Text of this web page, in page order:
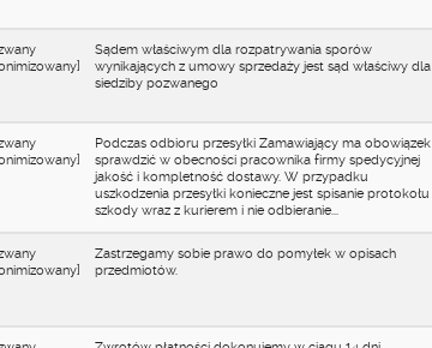
Sądem właściwym dla rozpatrywania sporów
wynikających z umowy sprzedaży jest sąd właściwy dla
siedziby pozwanego
Podczas odbioru przesyłki Zamawiający ma obowiązek
sprawdzić w obecności pracownika firmy spedycyjnej
jakość i kompletność dostawy. W przypadku
uszkodzenia przesyłki konieczne jest spisanie protokołu
szkody wraz z kurierem i nie odbieranie...
Zastrzegamy sobie prawo do pomyłek w opisach
przedmiotów.